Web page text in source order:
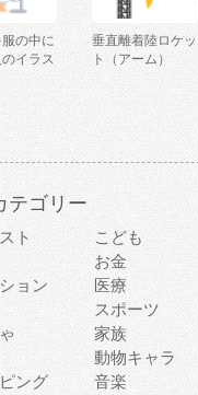
の中に
イラス
垂直離着陸ロケッ
ト（アーム）
テゴリー
ト こども
お金
ョン
医療
スポーツ
家族
動物キャラ
ング
音楽